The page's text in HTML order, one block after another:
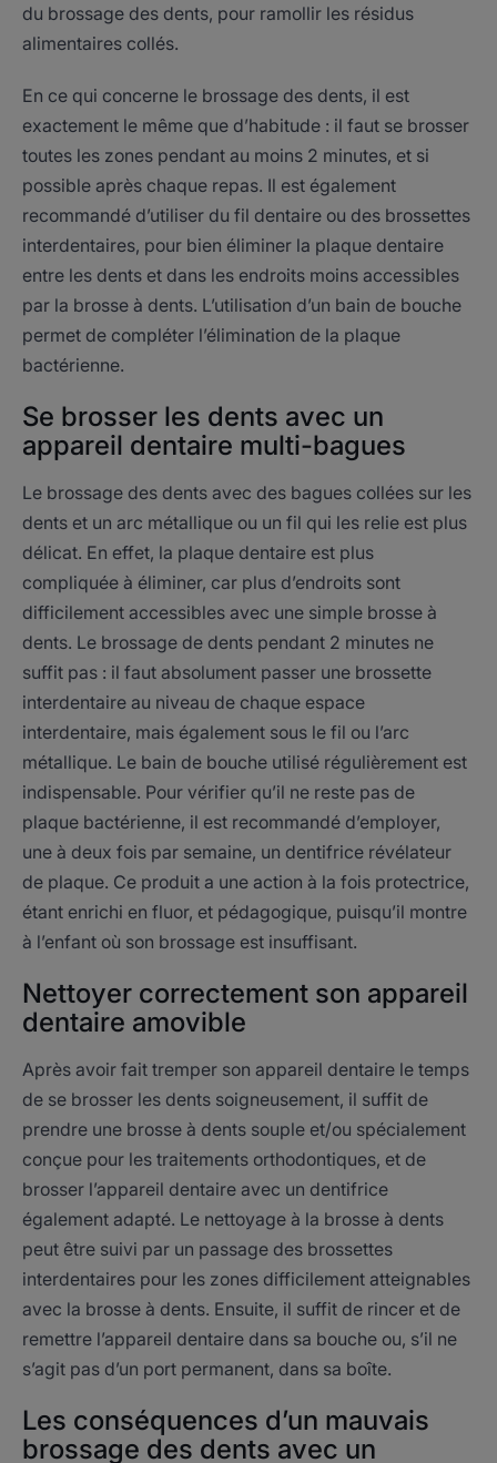
du brossage des dents, pour ramollir les résidus
alimentaires collés.
En ce qui concerne le brossage des dents, il est
exactement le même que d’habitude : il faut se brosser
toutes les zones pendant au moins 2 minutes, et si
possible après chaque repas. Il est également
recommandé d’utiliser du fil dentaire ou des brossettes
interdentaires, pour bien éliminer la plaque dentaire
entre les dents et dans les endroits moins accessibles
par la brosse à dents. L’utilisation d’un bain de bouche
permet de compléter l’élimination de la plaque
bactérienne.
Se brosser les dents avec un
appareil dentaire multi-bagues
Le brossage des dents avec des bagues collées sur les
dents et un arc métallique ou un fil qui les relie est plus
délicat. En effet, la plaque dentaire est plus
compliquée à éliminer, car plus d’endroits sont
difficilement accessibles avec une simple brosse à
dents. Le brossage de dents pendant 2 minutes ne
suffit pas : il faut absolument passer une brossette
interdentaire au niveau de chaque espace
interdentaire, mais également sous le fil ou l’arc
métallique. Le bain de bouche utilisé régulièrement est
indispensable. Pour vérifier qu’il ne reste pas de
plaque bactérienne, il est recommandé d’employer,
une à deux fois par semaine, un dentifrice révélateur
de plaque. Ce produit a une action à la fois protectrice,
étant enrichi en fluor, et pédagogique, puisqu’il montre
à l’enfant où son brossage est insuffisant.
Nettoyer correctement son appareil
dentaire amovible
Après avoir fait tremper son appareil dentaire le temps
de se brosser les dents soigneusement, il suffit de
prendre une brosse à dents souple et/ou spécialement
conçue pour les traitements orthodontiques, et de
brosser l’appareil dentaire avec un dentifrice
également adapté. Le nettoyage à la brosse à dents
peut être suivi par un passage des brossettes
interdentaires pour les zones difficilement atteignables
avec la brosse à dents. Ensuite, il suffit de rincer et de
remettre l’appareil dentaire dans sa bouche ou, s’il ne
s’agit pas d’un port permanent, dans sa boîte.
Les conséquences d’un mauvais
brossage des dents avec un